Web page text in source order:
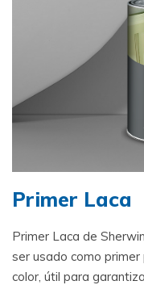
Primer Laca
Primer Laca de
ser usado como
color, útil para